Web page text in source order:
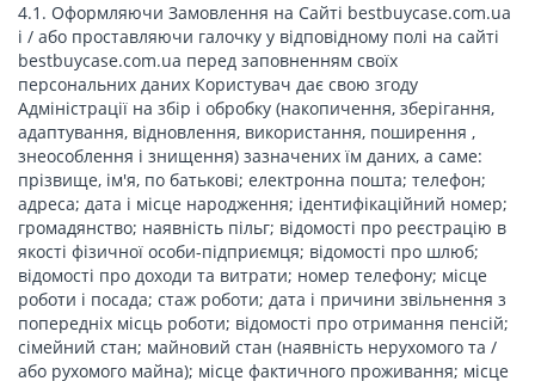
4.1. Оформляючи Замовлення на Сайті bestbuycase.com.ua
і / або проставляючи галочку у відповідному полі на сайті
bestbuycase.com.ua перед заповненням своїх
персональних даних Користувач дає свою згоду
Адміністрації на збір і обробку (накопичення, зберігання,
адаптування, відновлення, використання, поширення ,
знеособлення і знищення) зазначених їм даних, а саме:
прізвище, ім'я, по батькові; електронна пошта; телефон;
адреса; дата і місце народження; ідентифікаційний номер;
громадянство; наявність пільг; відомості про реєстрацію в
якості фізичної особи-підприємця; відомості про шлюб;
відомості про доходи та витрати; номер телефону; місце
роботи і посада; стаж роботи; дата і причини звільнення з
попередніх місць роботи; відомості про отримання пенсій;
сімейний стан; майновий стан (наявність нерухомого та /
або рухомого майна); місце фактичного проживання; місце